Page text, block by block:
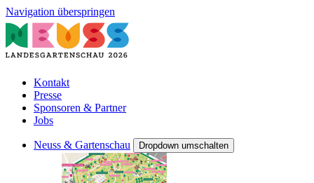
Navigation überspringen
Kontakt
Presse
Sponsoren & Partner
Jobs
Neuss & Gartenschau Dropdown umschalten